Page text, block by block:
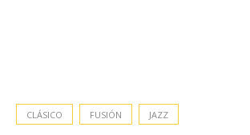
CLÁSICO FUSIÓN JAZZ